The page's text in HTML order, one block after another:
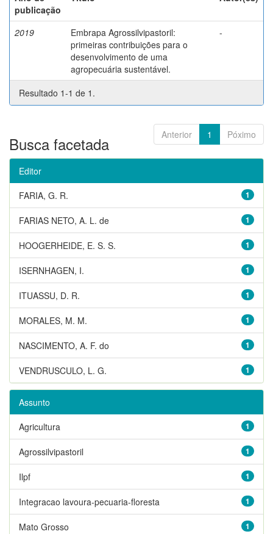
publicação
2019
Embrapa Agrossilvipastoril:
primeiras contribuições para o
desenvolvimento de uma
agropecuária sustentável.
-
Resultado 1-1 de 1.
Anterior 1 Póximo
Busca facetada
Editor
1
FARIA, G. R.
1
FARIAS NETO, A. L. de
1
HOOGERHEIDE, E. S. S.
1
ISERNHAGEN, I.
1
ITUASSU, D. R.
1
MORALES, M. M.
1
NASCIMENTO, A. F. do
1
VENDRUSCULO, L. G.
Assunto
1
Agricultura
1
Agrossilvipastoril
1
Ilpf
1
Integracao lavoura-pecuaria-floresta
1
Mato Grosso